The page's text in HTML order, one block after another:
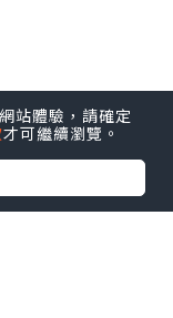
站體驗，請確定
才可繼續瀏覽。